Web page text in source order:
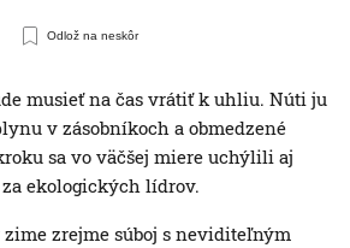
Odlož na neskôr
musieť na čas vrátiť k uhliu. Núti ju
v zásobníkoch a obmedzené
sa vo väčšej miere uchýlili aj
ekologických lídrov.
zrejme súboj s neviditeľným